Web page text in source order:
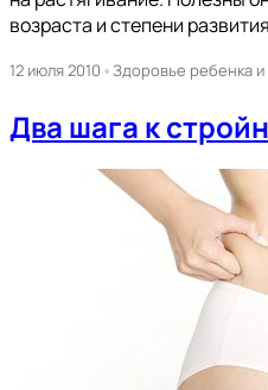
возраста и степени
12 июля 2010 •Здоровье ребенка
Два шага к